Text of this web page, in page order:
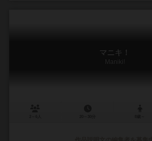
マニキ！
Maniki!